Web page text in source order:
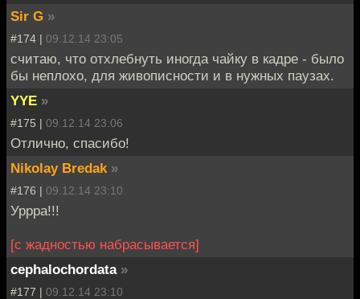
Sir G »
#174 | 09.12.14 23:05
считаю, что отхлебнуть иногда чайку в кадре - было
бы неплохо, для живописности и в нужных паузах.
YYE »
#175 | 09.12.14 23:06
Отлично, спасибо!
Nikolay Bredak »
#176 | 09.12.14 23:10
Уррра!!!
[с жадностью набрасывается]
cephalochordata »
#177 | 09.12.14 23:10